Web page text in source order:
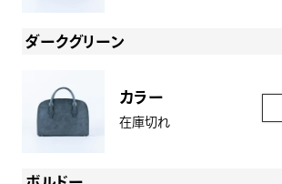
ダークグリーン
カラー
在庫切れ